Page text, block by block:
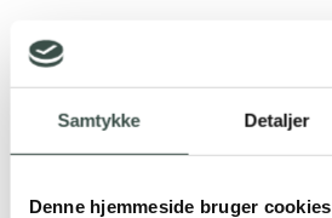
Samtykke Detaljer
Denne hjemmeside bruger cookies
Webudvikling
IT infrastruktur
Teknologier
Marketing